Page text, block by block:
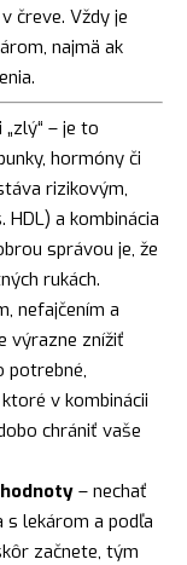
čreve. Vždy je
najmä ak
– je to
hormóny či
rizikovým,
a kombinácia
správou je, že
rukách.
nefajčením a
výrazne znížiť
potrebné,
v kombinácii
chrániť vaše
– nechať
lekárom a podľa
začnete, tým